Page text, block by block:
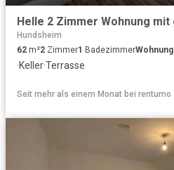
Hundsheim
62 m²2 Zimmer1 BadezimmerWohnung
·Keller·Terrasse
Seit mehr als einem Monat bei rentumo